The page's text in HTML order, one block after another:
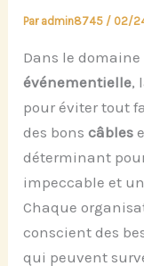
Par admin8745 / 02/
Dans le domaine
événementielle,
pour éviter tout
des bonscâbles
déterminant
impeccable et
Chaque
conscient des
qui peuvent